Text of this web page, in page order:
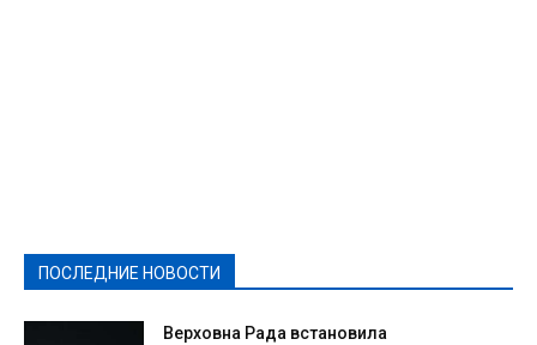
ПОСЛЕДНИЕ НОВОСТИ
Верховна Рада встановила